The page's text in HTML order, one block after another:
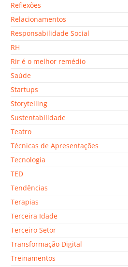
Reflexões
Relacionamentos
Responsabilidade Social
RH
Rir é o melhor remédio
Saúde
Startups
Storytelling
Sustentabilidade
Teatro
Técnicas de Apresentações
Tecnologia
TED
Tendências
Terapias
Terceira Idade
Terceiro Setor
Transformação Digital
Treinamentos